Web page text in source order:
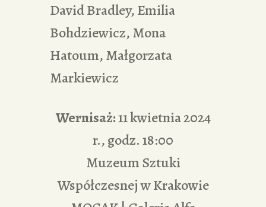
David Bradley, Emilia
Bohdziewicz, Mona
Hatoum, Małgorzata
Markiewicz
Wernisaż:11 kwietnia 2024
r., godz. 18:00
Muzeum Sztuki
Współczesnej w Krakowie